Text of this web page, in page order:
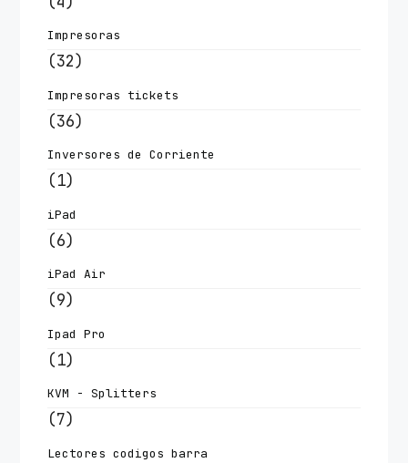
Impresoras
(32)
Impresoras tickets
(36)
Inversores de Corriente
(1)
iPad
(6)
iPad Air
(9)
Ipad Pro
(1)
KVM - Splitters
(7)
Lectores codigos barra